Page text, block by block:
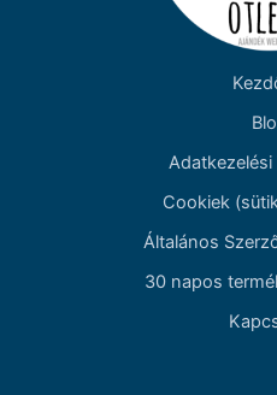
Cookiek
Általános
30 napos